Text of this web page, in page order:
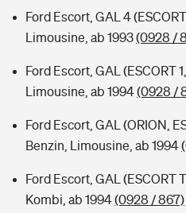
Ford Escort, GAL 4
Limousine, ab 1993(0928 /
Ford Escort, GAL (ESCORT
Limousine, ab 1994(0928 /
Ford Escort, GAL (ORION,
Benzin, Limousine, ab 1994
Ford Escort, GAL (ESCORT
Kombi, ab 1994(0928 / 867)